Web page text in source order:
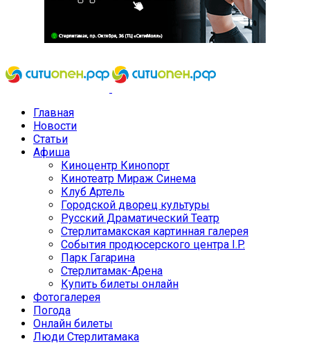
Главная
Новости
Статьи
Афиша
Киноцентр Кинопорт
Кинотеатр Мираж Синема
Клуб Артель
Городской дворец культуры
Русский Драматический Театр
Стерлитамакская картинная галерея
События продюсерского центра I.P.
Парк Гагарина
Стерлитамак-Арена
Купить билеты онлайн
Фотогалерея
Погода
Онлайн билеты
Люди Стерлитамака